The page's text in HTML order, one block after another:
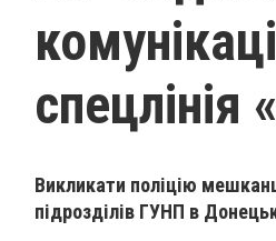
спецлінія
Викликати поліцію
підрозділів ГУНП в